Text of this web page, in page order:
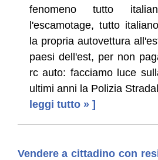
fenomeno tutto
l'escamotage, tutto
la propria autovettura
paesi dell'est, per non
rc auto: facciamo luce
ultimi anni la Polizia
leggi tutto » ]
Vendere a cittadino con